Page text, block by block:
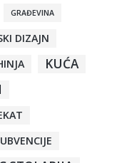
GRAĐEVINA
DIZAJN
KUĆA